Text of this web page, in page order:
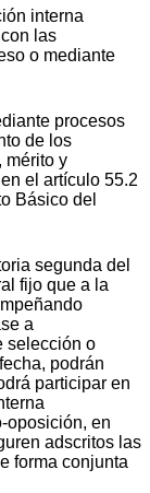
interna
las
o mediante
procesos
de los
mérito y
el artículo 55.2
Básico del
segunda del
fijo que a la
a
selección o
podrán
participar en
oposición, en
adscritos las
forma conjunta